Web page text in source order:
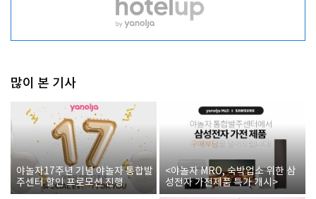
많이 본 기사
야놀자17주년 기념 야놀자 통합발
주센터 할인 프로모션 진행
<야놀자 MRO, 숙박업소 위한 삼
성전자 가전제품 특가 개시>